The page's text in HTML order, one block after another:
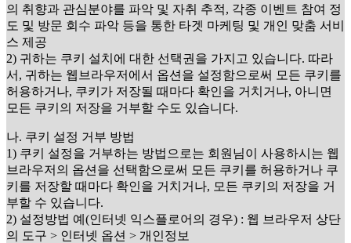
의 취향과 관심분야를 파악 및 자취 추적, 각종 이벤트 참여 정
도 및 방문 회수 파악 등을 통한 타겟 마케팅 및 개인 맞춤 서비
스 제공
2) 귀하는 쿠키 설치에 대한 선택권을 가지고 있습니다. 따라
서, 귀하는 웹브라우저에서 옵션을 설정함으로써 모든 쿠키를
허용하거나, 쿠키가 저장될 때마다 확인을 거치거나, 아니면
모든 쿠키의 저장을 거부할 수도 있습니다.
나. 쿠키 설정 거부 방법
1) 쿠키 설정을 거부하는 방법으로는 회원님이 사용하시는 웹
브라우저의 옵션을 선택함으로써 모든 쿠키를 허용하거나 쿠
키를 저장할 때마다 확인을 거치거나, 모든 쿠키의 저장을 거
부할 수 있습니다.
2) 설정방법 예(인터넷 익스플로어의 경우) : 웹 브라우저 상단
의 도구 > 인터넷 옵션 > 개인정보